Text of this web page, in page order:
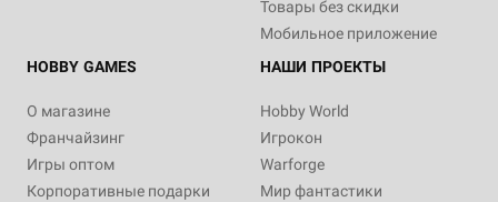
Товары без скидки
Мобильное приложение
HOBBY GAMES
О магазине
Франчайзинг
Игры оптом
Корпоративные подарки
НАШИ ПРОЕКТЫ
Hobby World
Игрокон
Warforge
Мир фантастики